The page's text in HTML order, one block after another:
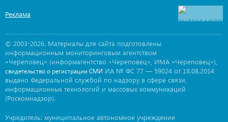
Реклама
© 2003-2026. Материалы для сайта подготовлены
информационным мониторинговым агентством
«Череповец» (информагентство «Череповец», ИМА «Череповец»),
свидетельство о регистрации СМИ ИА № ФС 77 — 59024 от 18.08.2014
выдано Федеральной службой по надзору в сфере связи,
информационных технологий и массовых коммуникаций
(Роскомнадзор).
Учредитель: муниципальное автономное учреждение